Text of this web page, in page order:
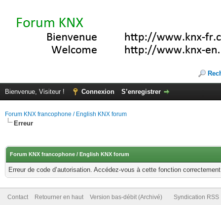
Bienvenue, Visiteur ! Connexion S’enregistrer
Forum KNX francophone / English KNX forum
Erreur
Forum KNX francophone / English KNX forum
Erreur de code d’autorisation. Accédez-vous à cette fonction
Contact Retourner en haut Version bas-débit (Archivé) Syndication RSS